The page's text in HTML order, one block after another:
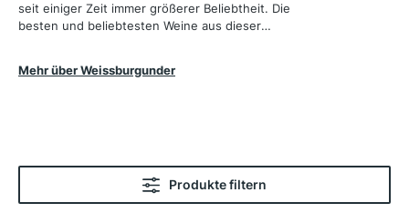
seit einiger Zeit immer größerer Beliebtheit. Die
besten und beliebtesten Weine aus dieser
hier vornehmlich aus Südtirol z.B. von der
Noten und einer lebendigen Säure, die für
Saftigkeit und Frische im Wein sorgt.
Mehr über Weissburgunder
Produkte filtern